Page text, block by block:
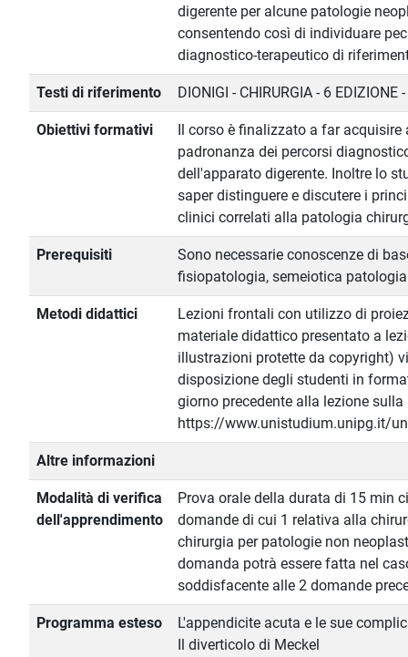
digerente per alcune patologie
consentendo così di individuare
diagnostico-terapeutico di
Testi di riferimento DIONIGI - CHIRURGIA - 6 EDIZIONE
Obiettivi formativi
Il corso è finalizzato a far
padronanza dei percorsi
dell'apparato digerente. Inoltre lo
saper distinguere e discutere i
clinici correlati alla patologia
Prerequisiti
Sono necessarie conoscenze di
fisiopatologia, semeiotica
Metodi didattici
Lezioni frontali con utilizzo di
materiale didattico presentato a
illustrazioni protette da copyright)
disposizione degli studenti in
giorno precedente alla lezione
https://www.unistudium.unipg.it/
Altre informazioni
Modalità di verifica
dell'apprendimento
Prova orale della durata di 15 min
domande di cui 1 relativa alla
chirurgia per patologie non
domanda potrà essere fatta nel
soddisfacente alle 2 domande
Programma esteso
L'appendicite acuta e le sue
Il diverticolo di Meckel